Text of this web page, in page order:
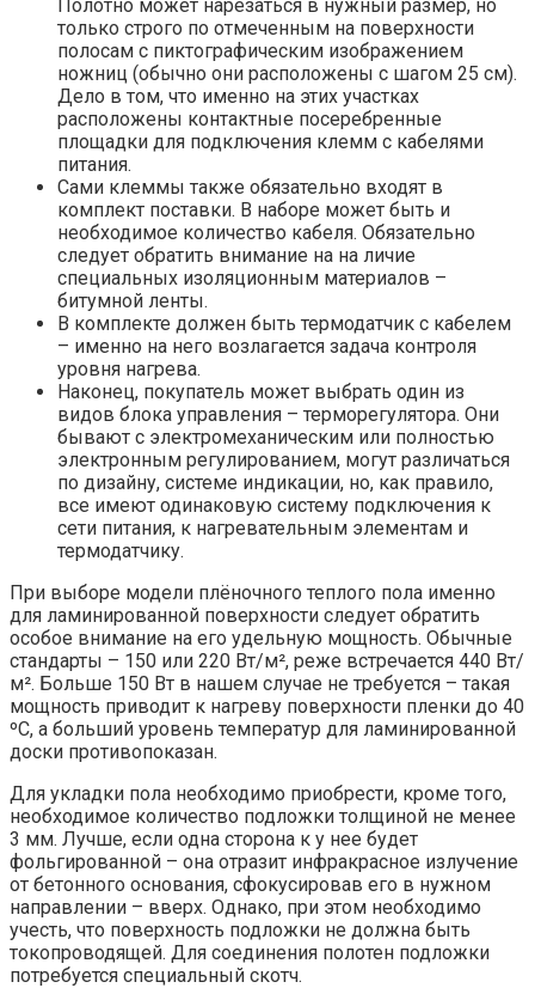
Полотно может нарезаться в нужный размер, но
только строго по отмеченным на поверхности
полосам с пиктографическим изображением
ножниц (обычно они расположены с шагом 25 см).
Дело в том, что именно на этих участках
расположены контактные посеребренные
площадки для подключения клемм с кабелями
питания.
Сами клеммы также обязательно входят в
комплект поставки. В наборе может быть и
необходимое количество кабеля. Обязательно
следует обратить внимание на на личие
специальных изоляционным материалов –
битумной ленты.
В комплекте должен быть термодатчик с кабелем
– именно на него возлагается задача контроля
уровня нагрева.
Наконец, покупатель может выбрать один из
видов блока управления – терморегулятора. Они
бывают с электромеханическим или полностью
электронным регулированием, могут различаться
по дизайну, системе индикации, но, как правило,
все имеют одинаковую систему подключения к
сети питания, к нагревательным элементам и
термодатчику.
При выборе модели плёночного теплого пола именно
для ламинированной поверхности следует обратить
особое внимание на его удельную мощность. Обычные
стандарты – 150 или 220 Вт/м², реже встречается 440 Вт/
м². Больше 150 Вт в нашем случае не требуется – такая
мощность приводит к нагреву поверхности пленки до 40
ºС, а больший уровень температур для ламинированной
доски противопоказан.
Для укладки пола необходимо приобрести, кроме того,
необходимое количество подложки толщиной не менее
3 мм. Лучше, если одна сторона к у нее будет
фольгированной – она отразит инфракрасное излучение
от бетонного основания, сфокусировав его в нужном
направлении – вверх. Однако, при этом необходимо
учесть, что поверхность подложки не должна быть
токопроводящей. Для соединения полотен подложки
потребуется специальный скотч.